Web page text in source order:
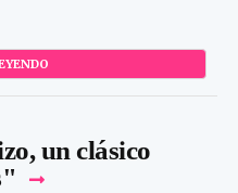
un clásico